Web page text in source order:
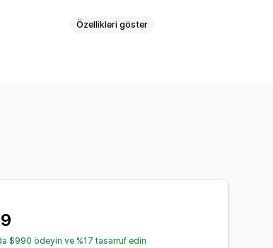
Özellikleri göster
$990 ödeyin ve %17 tasarruf edin